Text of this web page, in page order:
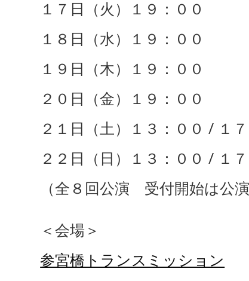
１７日（火）１９：００
１８日（水）１９：００
１９日（木）１９：００
２０日（金）１９：００
２１日（土）１３：００ / １
２２日（日）１３：００ / １
（全８回公演 受付開始は公
＜会場＞
参宮橋トランスミッション